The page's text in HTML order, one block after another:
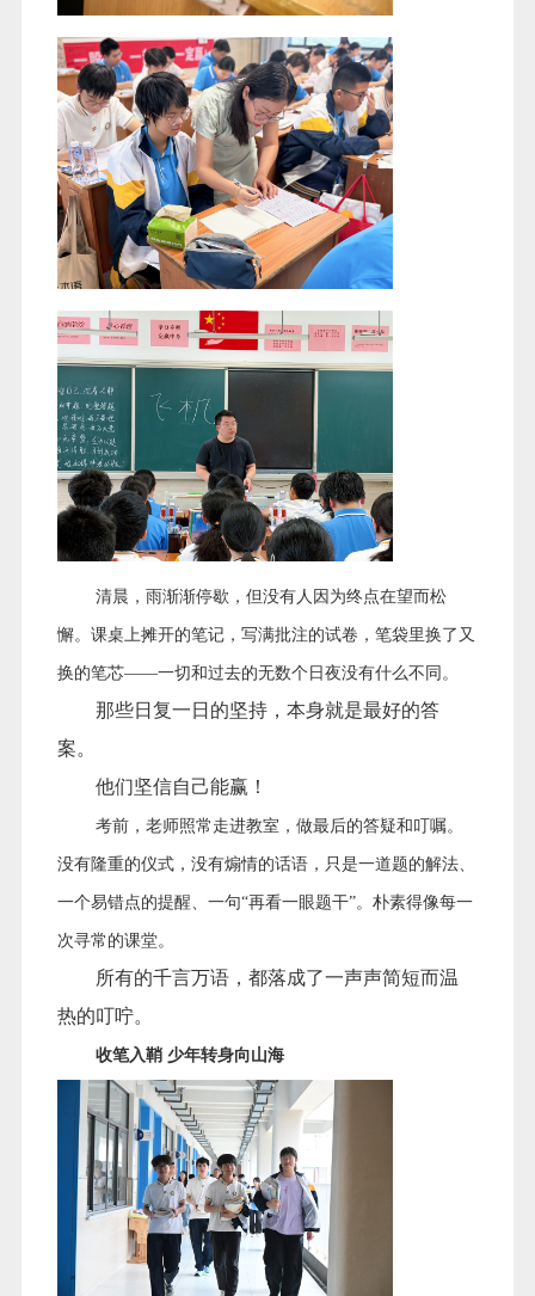
清晨，雨渐渐停歇，但没有人因为终点在望而松
懈。课桌上摊开的笔记，写满批注的试卷，笔袋里换了又
换的笔芯——一切和过去的无数个日夜没有什么不同。
那些日复一日的坚持，本身就是最好的答
案。
他们坚信自己能赢！
考前，老师照常走进教室，做最后的答疑和叮嘱。
没有隆重的仪式，没有煽情的话语，只是一道题的解法、
一个易错点的提醒、一句“再看一眼题干”。朴素得像每一
次寻常的课堂。
所有的千言万语，都落成了一声声简短而温
热的叮咛。
收笔入鞘 少年转身向山海